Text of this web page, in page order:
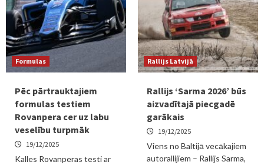
Formulas
Pēc pārtrauktajiem
formulas testiem
Rovanpera cer uz labu
veselību turpmāk
19/12/2025
Kalles Rovanperas testi ar
Rallijs Latvijā
Rallijs ‘Sarma 2026’ būs
aizvadītajā piecgadē
garākais
19/12/2025
Viens no Baltijā vecākajiem
autorallijiem – Rallijs Sarma,